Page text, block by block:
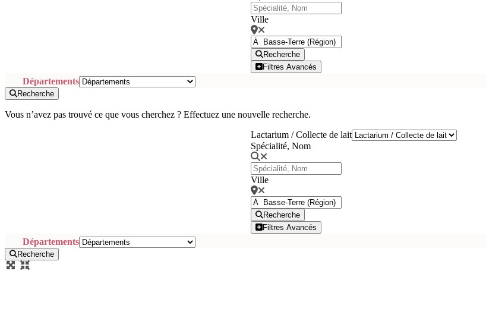
Ville
Recherche
Filtres Avancés
Départements
Recherche
Vous n’avez pas trouvé ce que vous cherchez ? Effectuez une nouvelle recherche.
Lactarium / Collecte de lait
Spécialité, Nom
Ville
Recherche
Filtres Avancés
Départements
Recherche